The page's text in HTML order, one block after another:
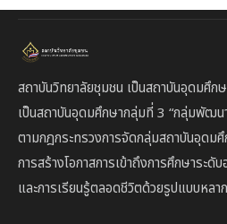
สถาบันวิทยาลัยชุมชน เป็นสถาบันอุดมศึก
เป็นสถาบันอุดมศึกษากลุ่มที่ 3 “กลุ่มพัฒน
ตามกฎกระทรวงการจัดกลุ่มสถาบันอุดม
การสร้างโอกาสการเข้าถึงการศึกษาระ
และการเรียนรู้ตลอดชีวิตด้วยรูปแบบหลา